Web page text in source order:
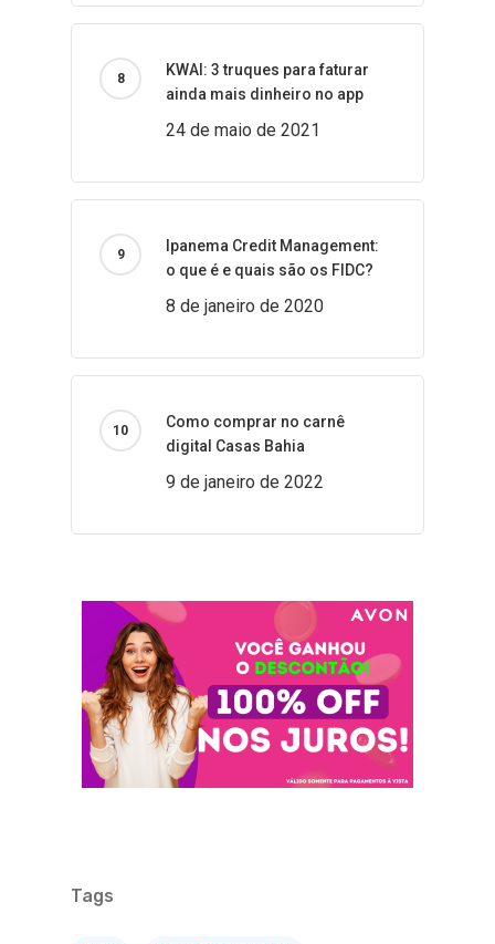
KWAI: 3 truques para faturar
ainda mais dinheiro no app
24 de maio de 2021
Ipanema Credit Management:
o que é e quais são os FIDC?
8 de janeiro de 2020
Como comprar no carnê
digital Casas Bahia
9 de janeiro de 2022
Tags